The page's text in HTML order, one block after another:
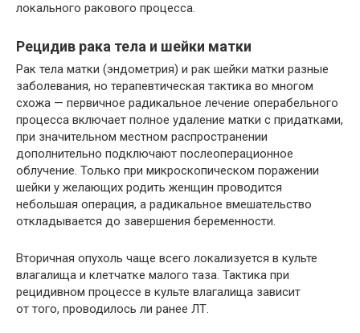
локального ракового процесса.
Рецидив рака тела и шейки матки
Рак тела матки (эндометрия) и рак шейки матки разные
заболевания, но терапевтическая тактика во многом
схожа — первичное радикальное лечение операбельного
процесса включает полное удаление матки с придатками,
при значительном местном распространении
дополнительно подключают послеоперационное
облучение. Только при микроскопическом поражении
шейки у желающих родить женщин проводится
небольшая операция, а радикальное вмешательство
откладывается до завершения беременности.
Вторичная опухоль чаще всего локализуется в культе
влагалища и клетчатке малого таза. Тактика при
рецидивном процессе в культе влагалища зависит
от того, проводилось ли ранее ЛТ.